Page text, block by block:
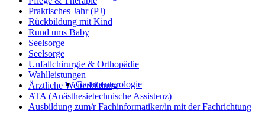
Gastroenterologie
Praktisches Jahr (PJ)
Rückbildung mit Kind
Rund ums Baby
Seelsorge
Seelsorge
Unfallchirurgie & Orthopädie
Wahlleistungen
Ärztliche Weiterbildung
ATA (Anästhesietechnische Assistenz)
Ausbildung zum/r Fachinformatiker/in mit der Fachrichtung